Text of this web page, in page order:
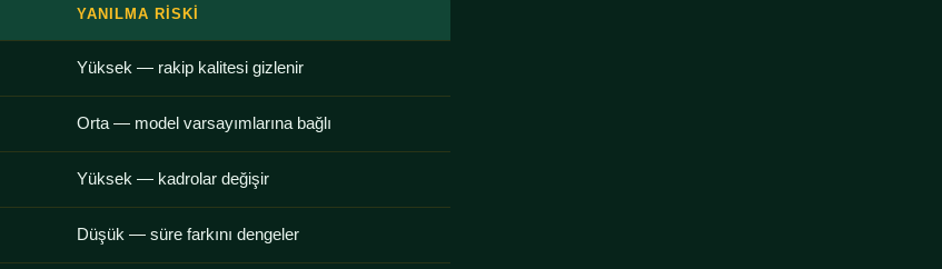
YANILMA RISKI
Yüksek — rakip kalitesi gizlenir
Orta — model varsayımlarına bağlı
Yüksek — kadrolar değişir
Düşük — süre farkını dengeler